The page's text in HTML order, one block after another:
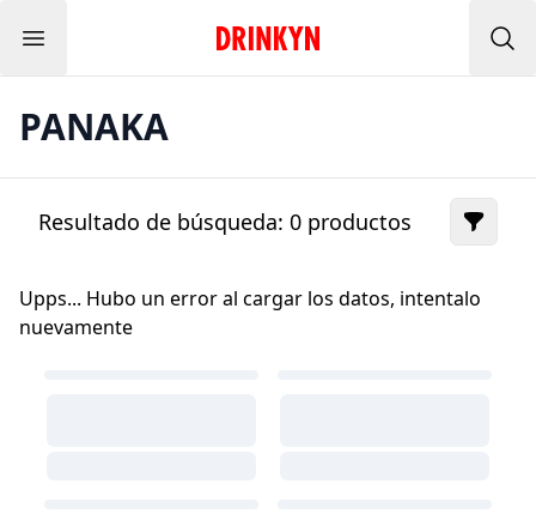
Menu Inicio Drinkyn
PANAKA
Resultado de búsqueda: 0 productos
Upps... Hubo un error al cargar los datos, intentalo
nuevamente